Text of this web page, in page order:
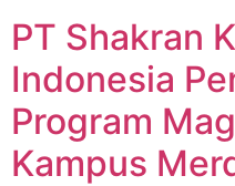
PT Shakran
Indonesia
Program
Kampus